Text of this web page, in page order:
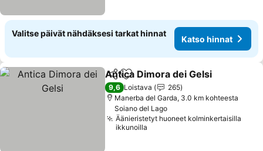
Valitse päivät nähdäksesi tarkat hinnat
Katso hinnat
Jaa Lisää suosikkeihin
Antica Dimora dei Gelsi
9,6 Loistava
265
Manerba del Garda, 3.0 km kohteesta
Soiano del Lago
Äänieristetyt huoneet kolminkertaisilla
ikkunoilla